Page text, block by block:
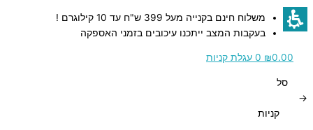
דילוג
לתוכן
משלוח חינם בקנייה מעל 399 ש"ח עד 10 קילוגרם !
בעקבות המצב ייתכנו עיכובים בזמני האספקה
₪0.00
0 עגלת קניות
סל
→
קניות
של
צלחת
הגשה
–
של
צלחת
קינוח
–
של
צלחת
הגשה
–
של
תרמוס
נירוסטה
מ"ל